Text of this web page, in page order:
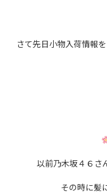
さて先日小物入荷情報
以前乃木坂４６さ
その時に髪